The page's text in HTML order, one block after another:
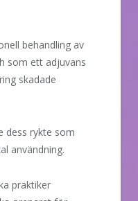
behandling av
som ett adjuvans
skadade
dess rykte som
användning.
praktiker